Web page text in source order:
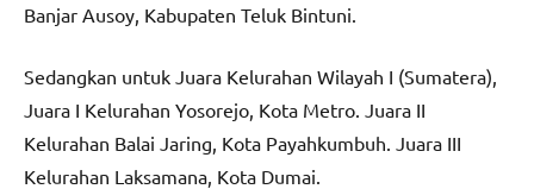
Banjar Ausoy, Kabupaten Teluk Bintuni.
Sedangkan untuk Juara Kelurahan Wilayah I (Sumatera),
Juara I Kelurahan Yosorejo, Kota Metro. Juara II
Kelurahan Balai Jaring, Kota Payahkumbuh. Juara III
Kelurahan Laksamana, Kota Dumai.